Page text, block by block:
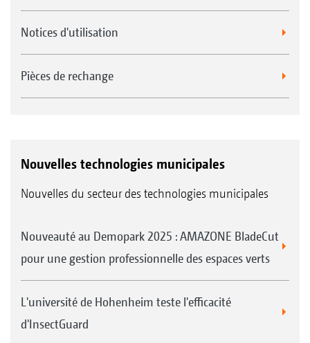
Notices d'utilisation
Pièces de rechange
Nouvelles technologies municipales
Nouvelles du secteur des technologies municipales
Nouveauté au Demopark 2025 : AMAZONE BladeCut
pour une gestion professionnelle des espaces verts
L'université de Hohenheim teste l'efficacité
d'InsectGuard